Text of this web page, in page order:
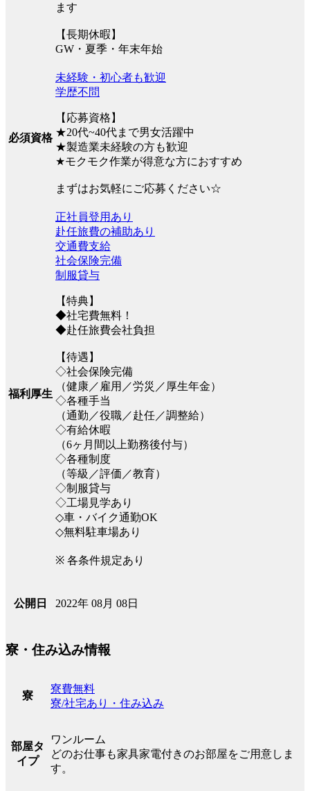
ます
【長期休暇】
GW・夏季・年末年始
必須資格
未経験・初心者も歓迎
学歴不問
【応募資格】
★20代~40代まで男女活躍中
★製造業未経験の方も歓迎
★モクモク作業が得意な方におすすめ
まずはお気軽にご応募ください☆
福利厚生
正社員登用あり
赴任旅費の補助あり
交通費支給
社会保険完備
制服貸与
【特典】
◆社宅費無料！
◆赴任旅費会社負担
【待遇】
◇社会保険完備
（健康／雇用／労災／厚生年金）
◇各種手当
（通勤／役職／赴任／調整給）
◇有給休暇
（6ヶ月間以上勤務後付与）
◇各種制度
（等級／評価／教育）
◇制服貸与
◇工場見学あり
◇車・バイク通勤OK
◇無料駐車場あり
※ 各条件規定あり
公開日 2022年 08月 08日
寮・住み込み情報
寮
寮費無料
寮/社宅あり・住み込み
部屋タ
イプ
ワンルーム
どのお仕事も家具家電付きのお部屋をご用意しま
す。